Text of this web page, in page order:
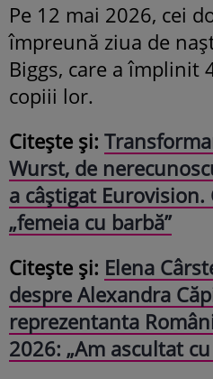
Pe 12 mai 2026, cei
împreună ziua de
Biggs, care a împlinit
copiii lor.
Citește și:
Wurst, de
a câștigat Eurovision.
„femeia cu barbă”
Citește și: Elena
despre Alexandra
reprezentanta
2026: „Am ascultat